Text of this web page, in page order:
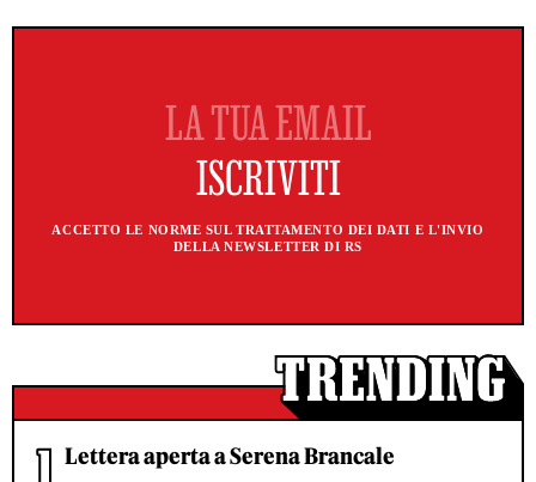
ACCETTO LE NORME SUL TRATTAMENTO DEI DATI E L'INVIO
DELLA NEWSLETTER DI RS
Lettera aperta a Serena Brancale